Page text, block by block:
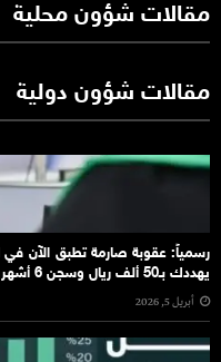
مقالات شؤون محلية
مقالات شؤون دولية
رسمياً: عقوبة صارمة تطبق الآن في
يهددك بـ50 ألف ريال وسجن 6 أشهر وترحيل!
أبريل 5, 2026